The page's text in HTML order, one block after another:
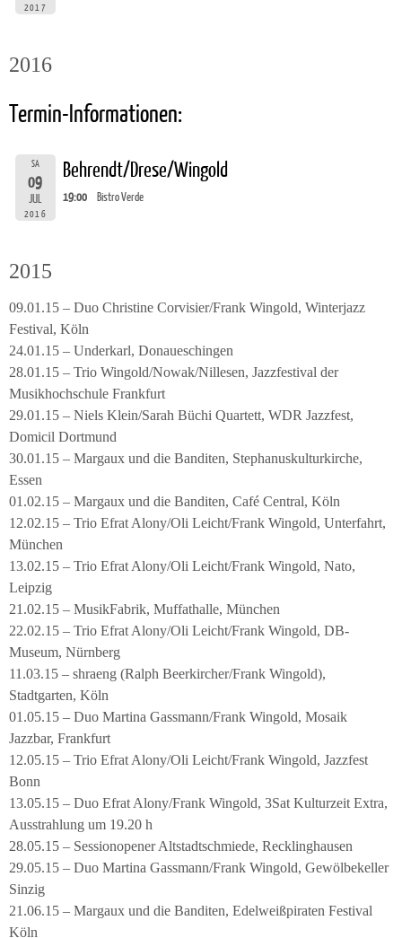
2017
2016
Termin-Informationen:
SA
09
JUL
2016
Behrendt/Drese/Wingold
19:00 Bistro Verde
2015
09.01.15 – Duo Christine Corvisier/Frank Wingold, Winterjazz
Festival, Köln
24.01.15 – Underkarl, Donaueschingen
28.01.15 – Trio Wingold/Nowak/Nillesen, Jazzfestival der
Musikhochschule Frankfurt
29.01.15 – Niels Klein/Sarah Büchi Quartett, WDR Jazzfest,
Domicil Dortmund
30.01.15 – Margaux und die Banditen, Stephanuskulturkirche,
Essen
01.02.15 – Margaux und die Banditen, Café Central, Köln
12.02.15 – Trio Efrat Alony/Oli Leicht/Frank Wingold, Unterfahrt,
München
13.02.15 – Trio Efrat Alony/Oli Leicht/Frank Wingold, Nato,
Leipzig
21.02.15 – MusikFabrik, Muffathalle, München
22.02.15 – Trio Efrat Alony/Oli Leicht/Frank Wingold, DB-
Museum, Nürnberg
11.03.15 – shraeng (Ralph Beerkircher/Frank Wingold),
Stadtgarten, Köln
01.05.15 – Duo Martina Gassmann/Frank Wingold, Mosaik
Jazzbar, Frankfurt
12.05.15 – Trio Efrat Alony/Oli Leicht/Frank Wingold, Jazzfest
Bonn
13.05.15 – Duo Efrat Alony/Frank Wingold, 3Sat Kulturzeit Extra,
Ausstrahlung um 19.20 h
28.05.15 – Sessionopener Altstadtschmiede, Recklinghausen
29.05.15 – Duo Martina Gassmann/Frank Wingold, Gewölbekeller
Sinzig
21.06.15 – Margaux und die Banditen, Edelweißpiraten Festival
Köln